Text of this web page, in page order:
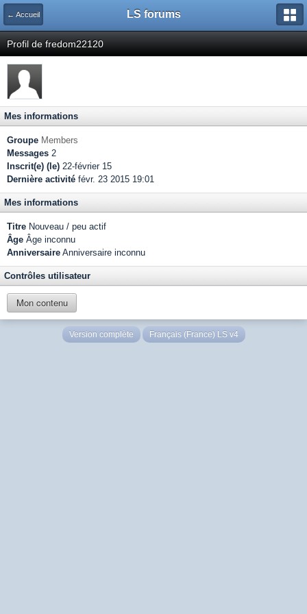
← Accueil LS forums
Profil de fredom22120
Mes informations
Groupe Members
Messages 2
Inscrit(e) (le) 22-février 15
Dernière activité févr. 23 2015 19:01
Mes informations
Titre Nouveau / peu actif
Âge Âge inconnu
Anniversaire Anniversaire inconnu
Contrôles utilisateur
Mon contenu
Version complète Français (France) LS v4